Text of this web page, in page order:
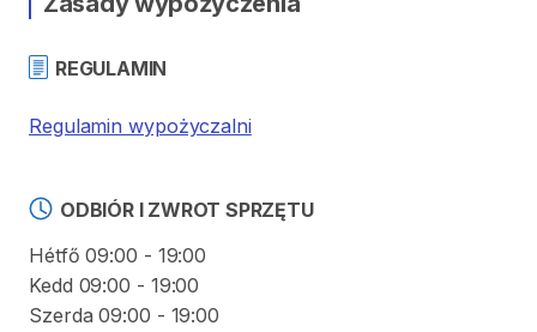
REGULAMIN
Regulamin wypożyczalni
ODBIÓR I ZWROT SPRZĘTU
Hétfő 09:00 - 19:00
Kedd 09:00 - 19:00
Szerda 09:00 - 19:00